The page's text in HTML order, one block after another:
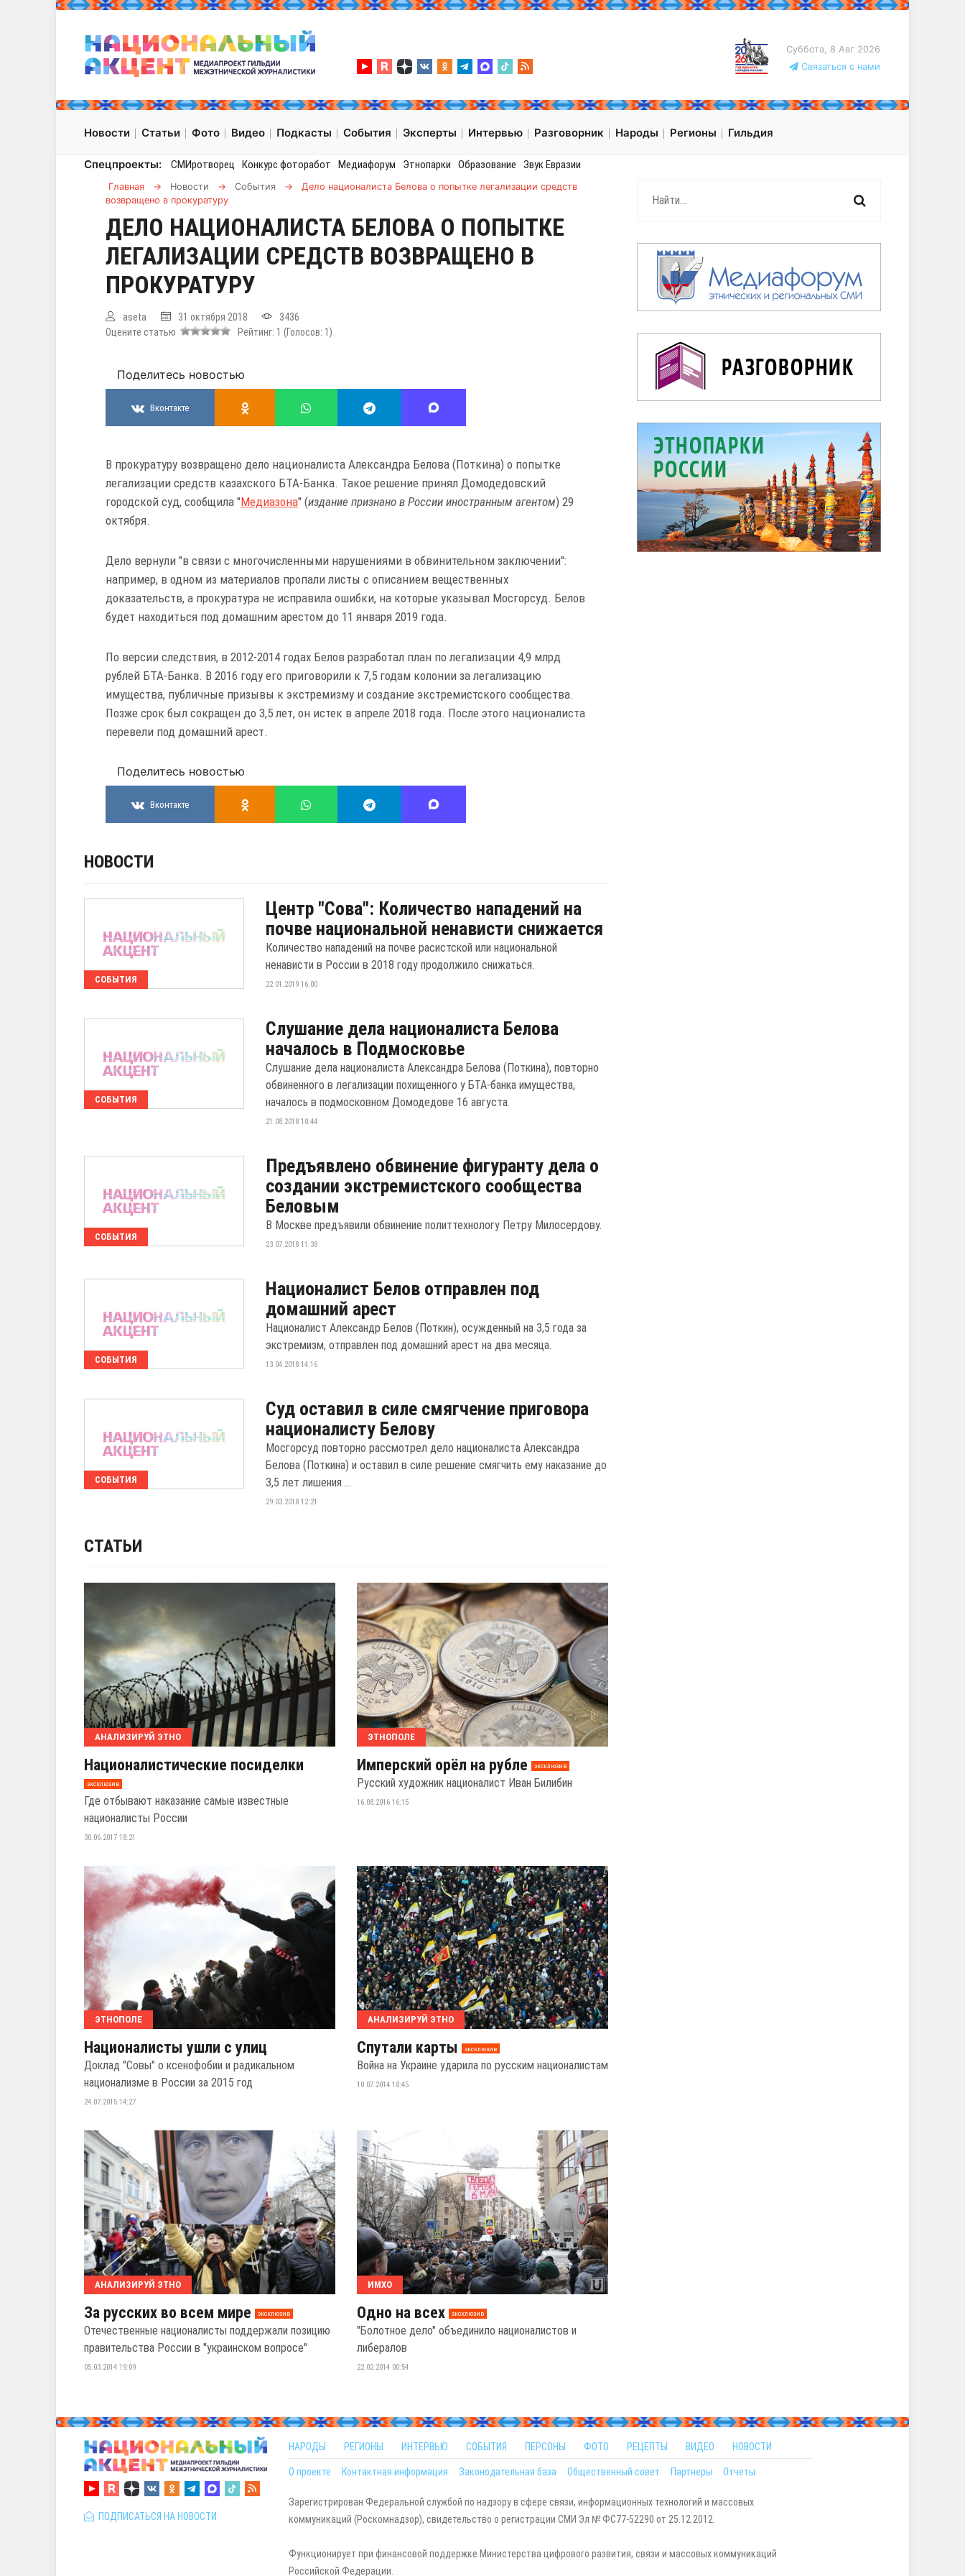
Суббота, 8 Авг 2026
Связаться с нами
Новости Статьи Фото Видео Подкасты События Эксперты Интервью Разговорник Народы Регионы Гильдия
Спецпроекты: СМИротворец Конкурс фоторабот Медиафорум Этнопарки Образование Звук Евразии
Главная → Новости → События →
Дело националиста Белова о попытке легализации средств
возвращено в прокуратуру
ДЕЛО НАЦИОНАЛИСТА БЕЛОВА О ПОПЫТКЕ
ЛЕГАЛИЗАЦИИ СРЕДСТВ ВОЗВРАЩЕНО В
ПРОКУРАТУРУ
aseta 31 октября 2018
3436
Оцените статью
Рейтинг: 1 (Голосов: 1 )
Поделитесь новостью
Вконтакте
В прокуратуру возвращено дело националиста Александра Белова (Поткина) о попытке
легализации средств казахского БТА-Банка. Такое решение принял Домодедовский
городской суд, сообщила "Медиазона" (издание признано в России иностранным агентом) 29
октября.
Дело вернули "в связи с многочисленными нарушениями в обвинительном заключении":
например, в одном из материалов пропали листы с описанием вещественных
доказательств, а прокуратура не исправила ошибки, на которые указывал Мосгорсуд. Белов
будет находиться под домашним арестом до 11 января 2019 года.
По версии следствия, в 2012-2014 годах Белов разработал план по легализации 4,9 млрд
рублей БТА-Банка. В 2016 году его приговорили к 7,5 годам колонии за легализацию
имущества, публичные призывы к экстремизму и создание экстремистского сообщества.
Позже срок был сокращен до 3,5 лет, он истек в апреле 2018 года. После этого националиста
перевели под домашний арест.
Поделитесь новостью
Вконтакте
НОВОСТИ
СОБЫТИЯ
Центр "Сова": Количество нападений на
почве национальной ненависти снижается
Количество нападений на почве расистской или национальной
ненависти в России в 2018 году продолжило снижаться.
22.01.2019 16:00
СОБЫТИЯ
Слушание дела националиста Белова
началось в Подмосковье
Слушание дела националиста Александра Белова (Поткина), повторно
обвиненного в легализации похищенного у БТА-банка имущества,
началось в подмосковном Домодедове 16 августа.
21.08.2018 10:44
СОБЫТИЯ
Предъявлено обвинение фигуранту дела о
создании экстремистского сообщества
Беловым
В Москве предъявили обвинение политтехнологу Петру Милосердову.
23.07.2018 11:38
СОБЫТИЯ
Националист Белов отправлен под
домашний арест
Националист Александр Белов (Поткин), осужденный на 3,5 года за
экстремизм, отправлен под домашний арест на два месяца.
13.04.2018 14:16
СОБЫТИЯ
Суд оставил в силе смягчение приговора
националисту Белову
Мосгорсуд повторно рассмотрел дело националиста Александра
Белова (Поткина) и оставил в силе решение смягчить ему наказание до
3,5 лет лишения ...
29.03.2018 12:21
СТАТЬИ
АНАЛИЗИРУЙ ЭТНО
Националистические посиделки
эксклюзив
Где отбывают наказание самые известные
националисты России
30.06.2017 18:21
ЭТНОПОЛЕ
Имперский орёл на рубле эксклюзив
Русский художник националист Иван Билибин
16.08.2016 16:15
ЭТНОПОЛЕ
Националисты ушли с улиц
Доклад "Совы" о ксенофобии и радикальном
национализме в России за 2015 год
24.07.2015 14:27
АНАЛИЗИРУЙ ЭТНО
Спутали карты эксклюзив
Война на Украине ударила по русским националистам
10.07.2014 18:45
АНАЛИЗИРУЙ ЭТНО
За русских во всем мире эксклюзив
Отечественные националисты поддержали позицию
правительства России в "украинском вопросе"
05.03.2014 19:09
ИМХО
Одно на всех эксклюзив
"Болотное дело" объединило националистов и
либералов
22.02.2014 00:54
ПОДПИСАТЬСЯ НА НОВОСТИ
НАРОДЫ РЕГИОНЫ ИНТЕРВЬЮ СОБЫТИЯ ПЕРСОНЫ ФОТО РЕЦЕПТЫ ВИДЕО НОВОСТИ
О проекте Контактная информация Законодательная база Общественный совет Партнеры Отчеты
Зарегистрирован Федеральной службой по надзору в сфере связи, информационных технологий и массовых
коммуникаций (Роскомнадзор), свидетельство о регистрации СМИ Эл № ФС77-52290 от 25.12.2012.
Функционирует при финансовой поддержке Министерства цифрового развития, связи и массовых коммуникаций
Российской Федерации.